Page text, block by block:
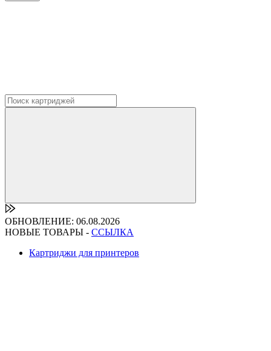
ОБНОВЛЕНИЕ: 06.08.2026
НОВЫЕ ТОВАРЫ - ССЫЛКА
Картриджи для принтеров